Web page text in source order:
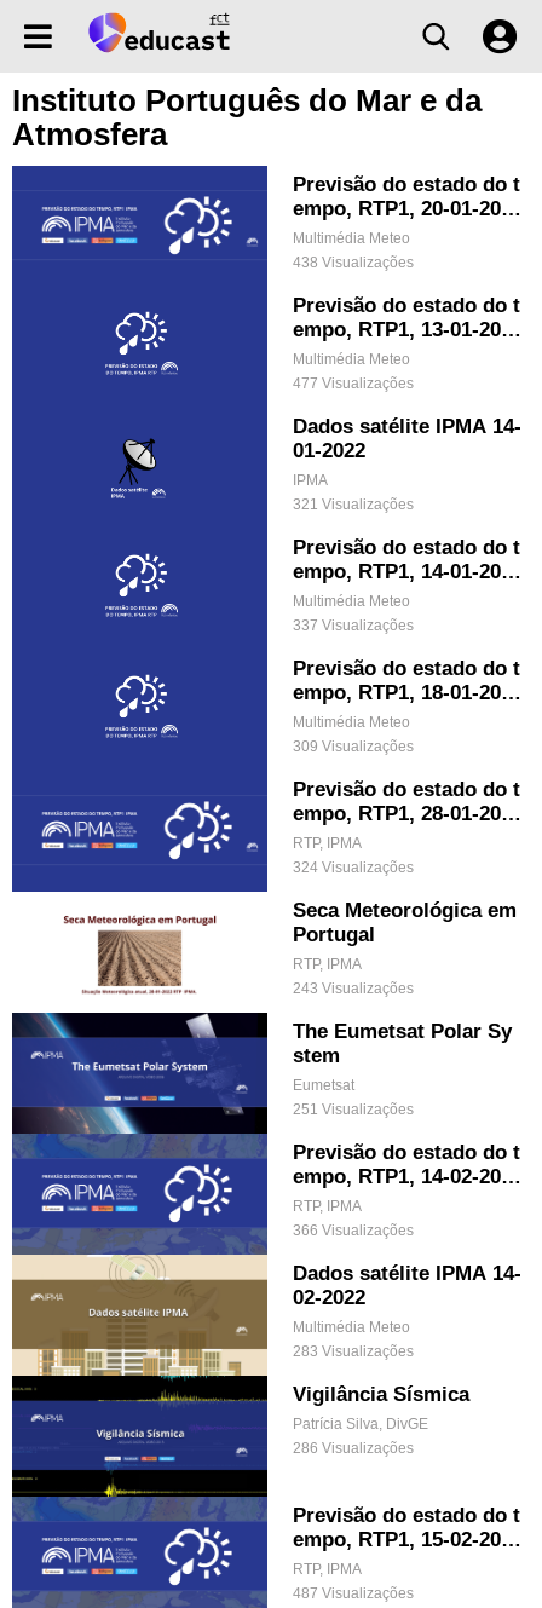
Instituto Português do Mar e da
Atmosfera
Previsão do estado do t
empo, RTP1, 20-01-202
2, IPMA.
Multimédia Meteo
438 Visualizações
Previsão do estado do t
empo, RTP1, 13-01-202
2, IPMA.
Multimédia Meteo
477 Visualizações
Dados satélite IPMA 14-
01-2022
IPMA
321 Visualizações
Previsão do estado do t
empo, RTP1, 14-01-202
2, IPMA.
Multimédia Meteo
337 Visualizações
Previsão do estado do t
empo, RTP1, 18-01-202
2, IPMA.
Multimédia Meteo
309 Visualizações
Previsão do estado do t
empo, RTP1, 28-01-202
2, IPMA.
RTP, IPMA
324 Visualizações
Seca Meteorológica em
Portugal
RTP, IPMA
243 Visualizações
The Eumetsat Polar Sy
stem
Eumetsat
251 Visualizações
Previsão do estado do t
empo, RTP1, 14-02-202
2, IPMA.
RTP, IPMA
366 Visualizações
Dados satélite IPMA 14-
02-2022
Multimédia Meteo
283 Visualizações
Vigilância Sísmica
Patrícia Silva, DivGE
286 Visualizações
Previsão do estado do t
empo, RTP1, 15-02-202
2, IPMA.
RTP, IPMA
487 Visualizações